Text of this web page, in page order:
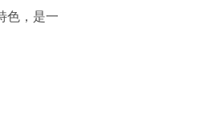
色，是一